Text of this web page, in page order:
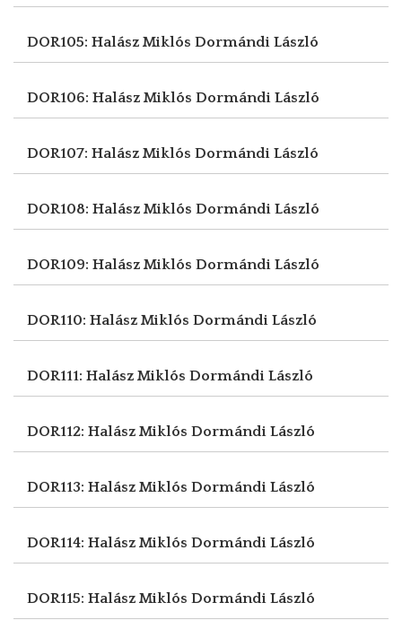
DOR105: Halász Miklós Dormándi László
DOR106: Halász Miklós Dormándi László
DOR107: Halász Miklós Dormándi László
DOR108: Halász Miklós Dormándi László
DOR109: Halász Miklós Dormándi László
DOR110: Halász Miklós Dormándi László
DOR111: Halász Miklós Dormándi László
DOR112: Halász Miklós Dormándi László
DOR113: Halász Miklós Dormándi László
DOR114: Halász Miklós Dormándi László
DOR115: Halász Miklós Dormándi László